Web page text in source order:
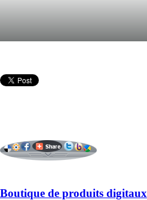
Boutique de produits digitaux